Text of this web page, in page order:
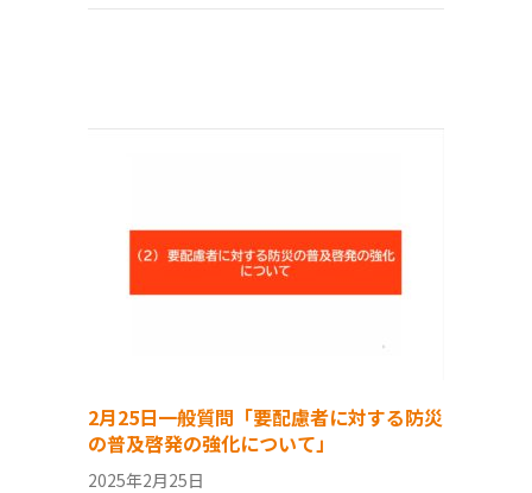
2月25日一般質問「要配慮者に対する防災
の普及啓発の強化について」
2025年2月25日